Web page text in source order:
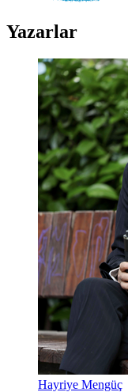
Yazarlar
Hayriye Mengüç